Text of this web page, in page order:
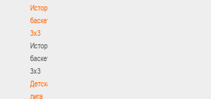
История
баскетбола
3х3
История
баскетбола
3х3
Детская
лига